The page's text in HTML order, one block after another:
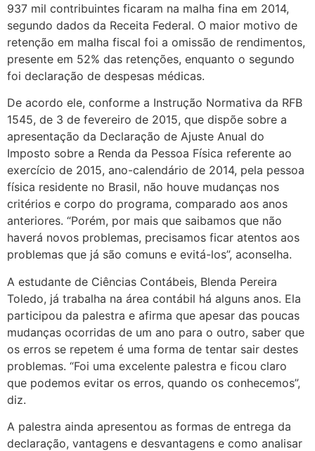
937 mil contribuintes ficaram na malha fina em 2014,
segundo dados da Receita Federal. O maior motivo de
retenção em malha fiscal foi a omissão de rendimentos,
presente em 52% das retenções, enquanto o segundo
foi declaração de despesas médicas.
De acordo ele, conforme a Instrução Normativa da RFB
1545, de 3 de fevereiro de 2015, que dispõe sobre a
apresentação da Declaração de Ajuste Anual do
Imposto sobre a Renda da Pessoa Física referente ao
exercício de 2015, ano-calendário de 2014, pela pessoa
física residente no Brasil, não houve mudanças nos
critérios e corpo do programa, comparado aos anos
anteriores. “Porém, por mais que saibamos que não
haverá novos problemas, precisamos ficar atentos aos
problemas que já são comuns e evitá-los”, aconselha.
A estudante de Ciências Contábeis, Blenda Pereira
Toledo, já trabalha na área contábil há alguns anos. Ela
participou da palestra e afirma que apesar das poucas
mudanças ocorridas de um ano para o outro, saber que
os erros se repetem é uma forma de tentar sair destes
problemas. “Foi uma excelente palestra e ficou claro
que podemos evitar os erros, quando os conhecemos”,
diz.
A palestra ainda apresentou as formas de entrega da
declaração, vantagens e desvantagens e como analisar